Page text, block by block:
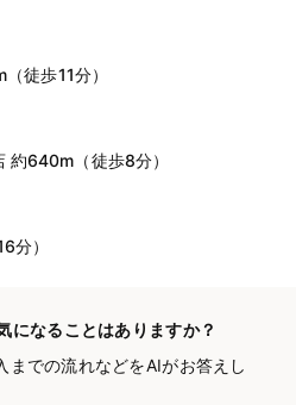
徒歩11分）
約640m（徒歩8分）
分）
になることはありますか？
までの流れなどをAIがお答えし